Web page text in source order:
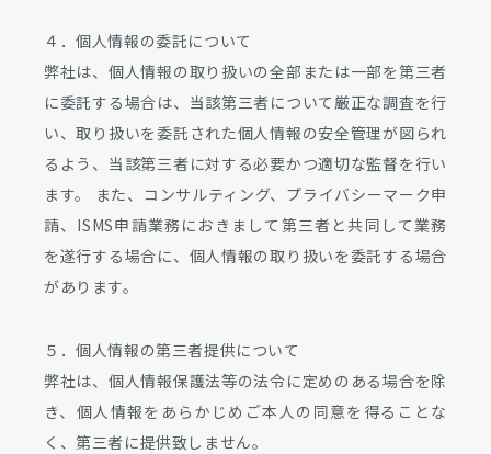
４．個人情報の委託について
弊社は、個人情報の取り扱いの全部または一部を第三者
に委託する場合は、当該第三者について厳正な調査を行
い、取り扱いを委託された個人情報の安全管理が図られ
るよう、当該第三者に対する必要かつ適切な監督を行い
ます。 また、コンサルティング、プライバシーマーク申
請、ISMS申請業務におきまして第三者と共同して業務
を遂行する場合に、個人情報の取り扱いを委託する場合
があります。
５．個人情報の第三者提供について
弊社は、個人情報保護法等の法令に定めのある場合を除
き、個人情報をあらかじめご本人の同意を得ることな
く、第三者に提供致しません。